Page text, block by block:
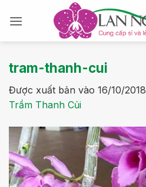
qua
tram-thanh-cui
Được xuất bản vào 16/10/2018
Trầm Thanh Củi